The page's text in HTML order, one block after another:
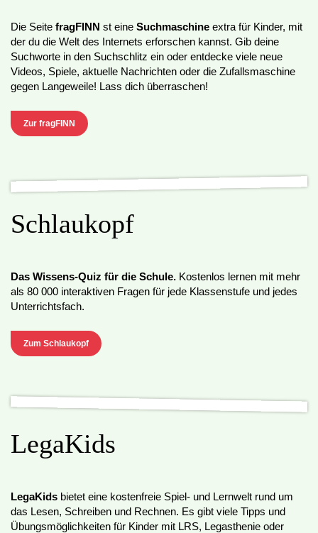
Die Seite fragFINN st eine Suchmaschine extra für Kinder, mit
der du die Welt des Internets erforschen kannst. Gib deine
Suchworte in den Suchschlitz ein oder entdecke viele neue
Videos, Spiele, aktuelle Nachrichten oder die Zufallsmaschine
gegen Langeweile! Lass dich überraschen!
Zur fragFINN
Schlaukopf
Das Wissens-Quiz für die Schule. Kostenlos lernen mit mehr
als 80 000 interaktiven Fragen für jede Klassenstufe und jedes
Unterrichtsfach.
Zum Schlaukopf
LegaKids
LegaKids bietet eine kostenfreie Spiel- und Lernwelt rund um
das Lesen, Schreiben und Rechnen. Es gibt viele Tipps und
Übungsmöglichkeiten für Kinder mit LRS, Legasthenie oder